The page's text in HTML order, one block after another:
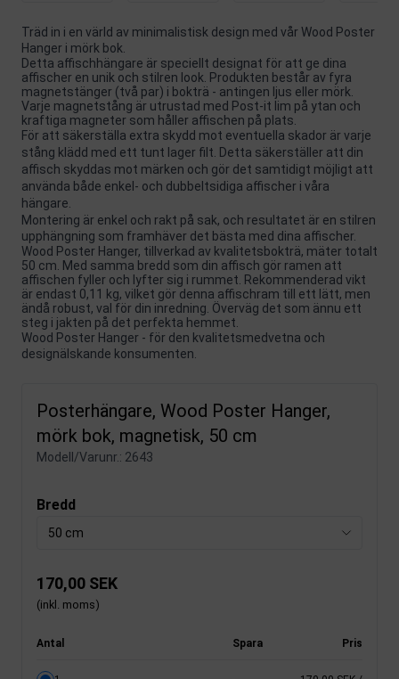
Träd in i en värld av minimalistisk design med vår Wood Poster
Hanger i mörk bok.
Detta affischhängare är speciellt designat för att ge dina
affischer en unik och stilren look. Produkten består av fyra
magnetstänger (två par) i bokträ - antingen ljus eller mörk.
Varje magnetstång är utrustad med Post-it lim på ytan och
kraftiga magneter som håller affischen på plats.
För att säkerställa extra skydd mot eventuella skador är varje
stång klädd med ett tunt lager filt. Detta säkerställer att din
affisch skyddas mot märken och gör det samtidigt möjligt att
använda både enkel- och dubbeltsidiga affischer i våra
hängare.
Montering är enkel och rakt på sak, och resultatet är en stilren
upphängning som framhäver det bästa med dina affischer.
Wood Poster Hanger, tillverkad av kvalitetsbokträ, mäter totalt
50 cm. Med samma bredd som din affisch gör ramen att
affischen fyller och lyfter sig i rummet. Rekommenderad vikt
är endast 0,11 kg, vilket gör denna affischram till ett lätt, men
ändå robust, val för din inredning. Överväg det som ännu ett
steg i jakten på det perfekta hemmet.
Wood Poster Hanger - för den kvalitetsmedvetna och
designälskande konsumenten.
Posterhängare, Wood Poster Hanger,
mörk bok, magnetisk, 50 cm
Modell/Varunr.: 2643
Bredd
50 cm
170,00 SEK
(inkl. moms)
Antal Spara Pris